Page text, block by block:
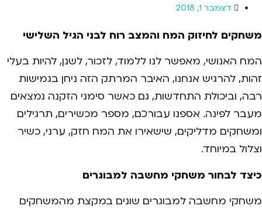
דצמבר 1, 2018
משחקים לחיזוק המח והמצב רוח לבני הגיל השלישי
המח האנושי, מאפשר לנו ללמוד, לזכור, לשנן, להיות בעלי
זהות, להרגיש אנחנו, האיבר המרתק הזה ניחן בגמישות
רבה, וביכולת התחדשות, גם כאשר סימני הזקנה נמצאים
מעבר לפינה. אספנו עבורכם, מספר מכשירים, תרגילים
ומשחקים מדליקים, שישאירו את המח חזק, ערני, כשיר
וצלול במיוחד.
כיצד לבחור משחקי מחשבה למבוגרים
משחקי מחשבה למבוגרים שונים במקצת מהמשחקים